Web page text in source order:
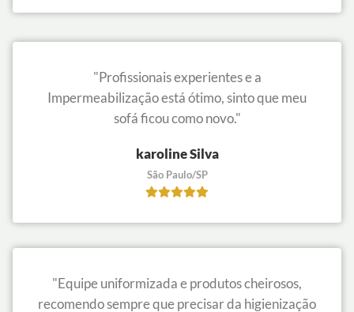
"Profissionais experientes e a
Impermeabilização está ótimo, sinto que meu
sofá ficou como novo."
karoline Silva
São Paulo/SP
"Equipe uniformizada e produtos cheirosos,
recomendo sempre que precisar da higienização